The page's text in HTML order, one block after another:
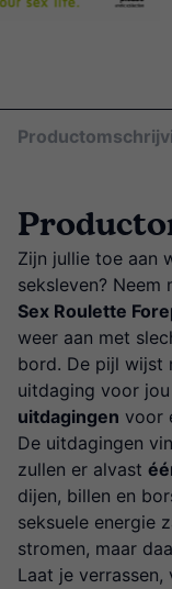
Zijn jullie toe aan
seksleven?
Sex Roulette
weer aan met
bord. De pijl wijst
uitdaging voor
uitdagingen voor
De uitdagingen
zullen er alvast
dijen, billen en
seksuele energie
stromen, maar
Laat je